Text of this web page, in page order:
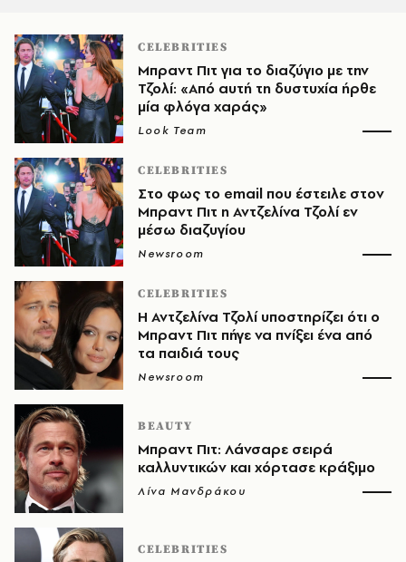
CELEBRITIES
Μπραντ Πιτ για το διαζύγιο με την
Τζολί: «Από αυτή τη δυστυχία ήρθε
μία φλόγα χαράς»
Look Team
CELEBRITIES
Στο φως το email που έστειλε στον
Μπραντ Πιτ η Αντζελίνα Τζολί εν
μέσω διαζυγίου
Newsroom
CELEBRITIES
Η Αντζελίνα Τζολί υποστηρίζει ότι ο
Μπραντ Πιτ πήγε να πνίξει ένα από
τα παιδιά τους
Newsroom
BEAUTY
Μπραντ Πιτ: Λάνσαρε σειρά
καλλυντικών και χόρτασε κράξιμο
Λίνα Μανδράκου
CELEBRITIES